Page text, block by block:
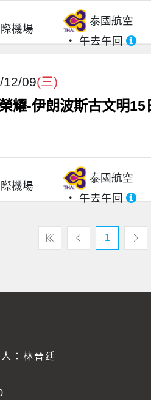
機場
泰國航空
午去午回
12/09(三)
耀-伊朗波斯古文明15
機場
泰國航空
午去午回
1
：林晉廷